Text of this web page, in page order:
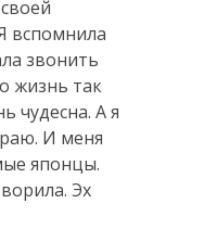
вспомнила
звонить
жизнь так
чудесна. А я
И меня
японцы.
Эх